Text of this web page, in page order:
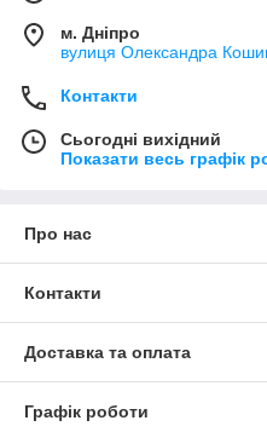
м. Дніпро
вулиця Олександра
Контакти
Сьогодні вихідний
Показати весь графік
Про нас
Контакти
Доставка та оплата
Графік роботи